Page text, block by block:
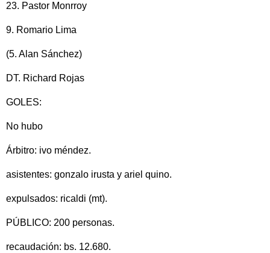
23. Pastor Monrroy
9. Romario Lima
(5. Alan Sánchez)
DT. Richard Rojas
GOLES:
No hubo
Árbitro: ivo méndez.
asistentes: gonzalo irusta y ariel quino.
expulsados: ricaldi (mt).
PÚBLICO: 200 personas.
recaudación: bs. 12.680.